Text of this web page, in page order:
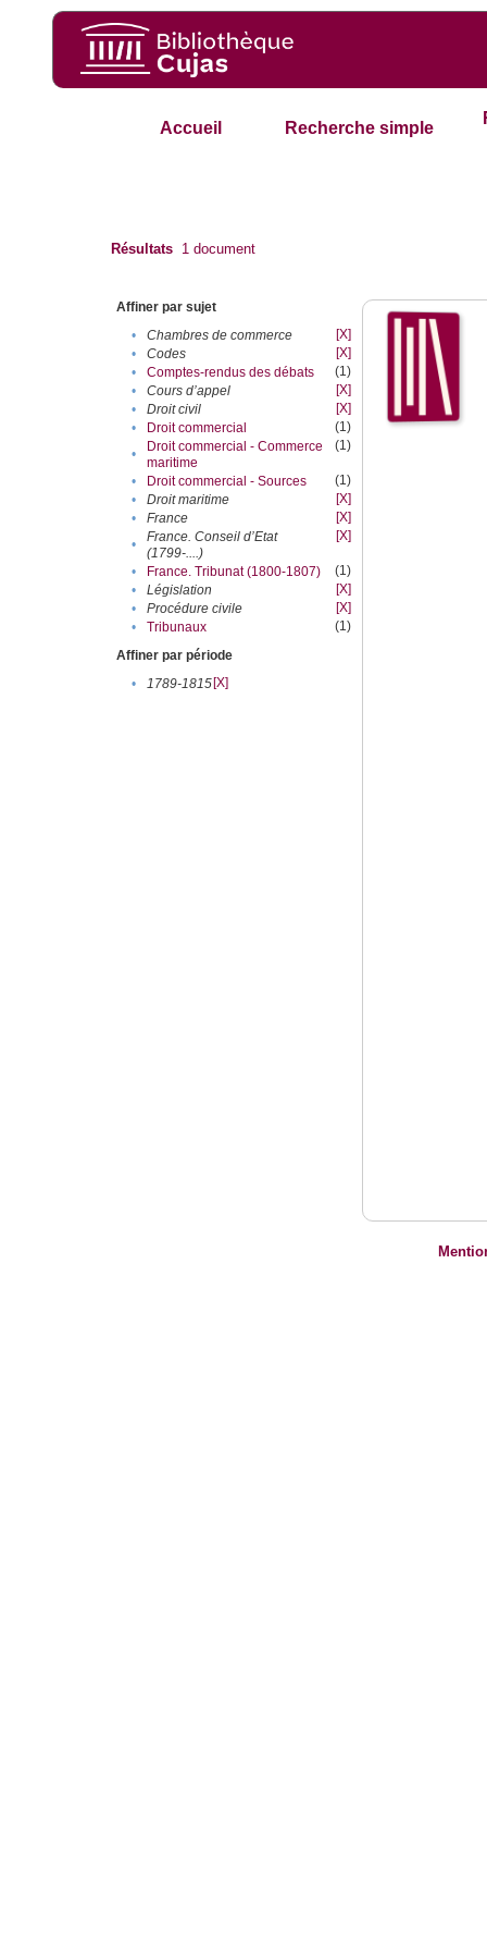
Accueil Recherche simple
Résultats 1 document
Affiner par sujet
•
Chambres de commerce
[X]
•
Codes
[X]
•
Comptes-rendus des débats
(1)
•
Cours d’appel
[X]
•
Droit civil
[X]
•
Droit commercial
(1)
•
Droit commercial - Commerce
maritime
(1)
• Droit commercial - Sources
(1)
•
Droit maritime
[X]
•
France
[X]
•
France. Conseil d’Etat
(1799-....)
[X]
• France. Tribunat (1800-1807)
(1)
•
Législation
[X]
•
Procédure civile
[X]
•
Tribunaux
(1)
Affiner par période
•
1789-1815[X]